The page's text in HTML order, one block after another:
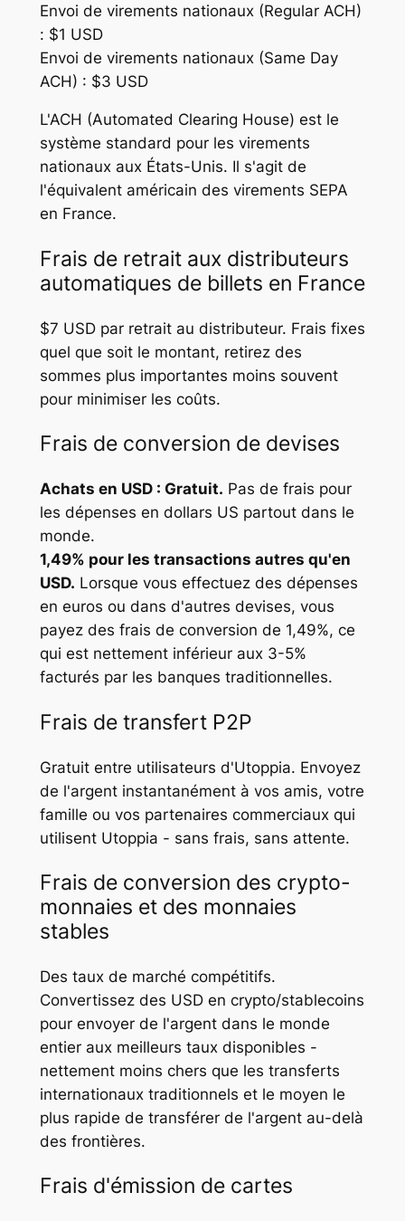
Envoi de virements nationaux (Regular ACH)
: $1 USD
Envoi de virements nationaux (Same Day
ACH) : $3 USD
L'ACH (Automated Clearing House) est le
système standard pour les virements
nationaux aux États-Unis. Il s'agit de
l'équivalent américain des virements SEPA
en France.
Frais de retrait aux distributeurs
automatiques de billets en France
$7 USD par retrait au distributeur. Frais fixes
quel que soit le montant, retirez des
sommes plus importantes moins souvent
pour minimiser les coûts.
Frais de conversion de devises
Achats en USD : Gratuit. Pas de frais pour
les dépenses en dollars US partout dans le
monde.
1,49% pour les transactions autres qu'en
USD. Lorsque vous effectuez des dépenses
en euros ou dans d'autres devises, vous
payez des frais de conversion de 1,49%, ce
qui est nettement inférieur aux 3-5%
facturés par les banques traditionnelles.
Frais de transfert P2P
Gratuit entre utilisateurs d'Utoppia. Envoyez
de l'argent instantanément à vos amis, votre
famille ou vos partenaires commerciaux qui
utilisent Utoppia - sans frais, sans attente.
Frais de conversion des crypto-
monnaies et des monnaies
stables
Des taux de marché compétitifs.
Convertissez des USD en crypto/stablecoins
pour envoyer de l'argent dans le monde
entier aux meilleurs taux disponibles -
nettement moins chers que les transferts
internationaux traditionnels et le moyen le
plus rapide de transférer de l'argent au-delà
des frontières.
Frais d'émission de cartes